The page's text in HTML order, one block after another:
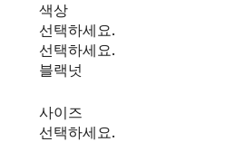
색상
선택하세요.
선택하세요.
블랙넛
사이즈
선택하세요.